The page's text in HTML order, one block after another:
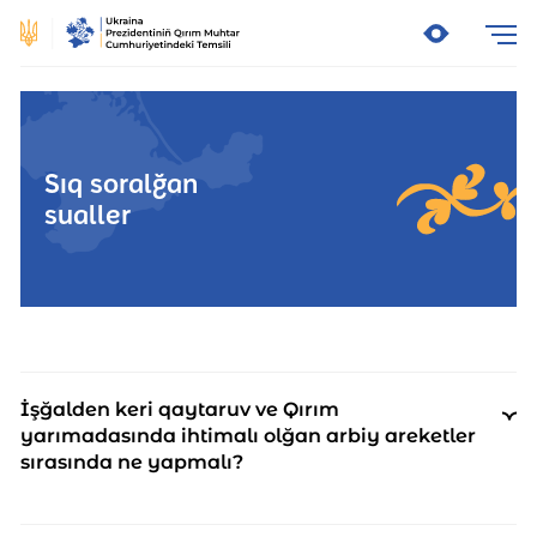
Sıq soralğan
sualler
İşğalden keri qaytaruv ve Qırım
yarımadasında ihtimalı olğan arbiy areketler
sırasında ne yapmalı?